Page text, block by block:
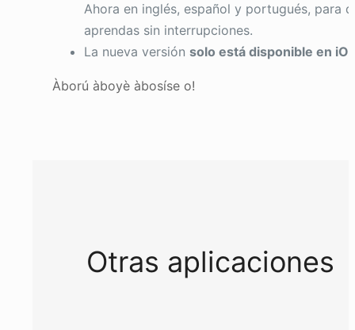
Ahora en inglés, español y portugués, para
aprendas sin interrupciones.
La nueva versión solo está disponible en
Àború àboyè àbosíse o!
Otras aplicaciones